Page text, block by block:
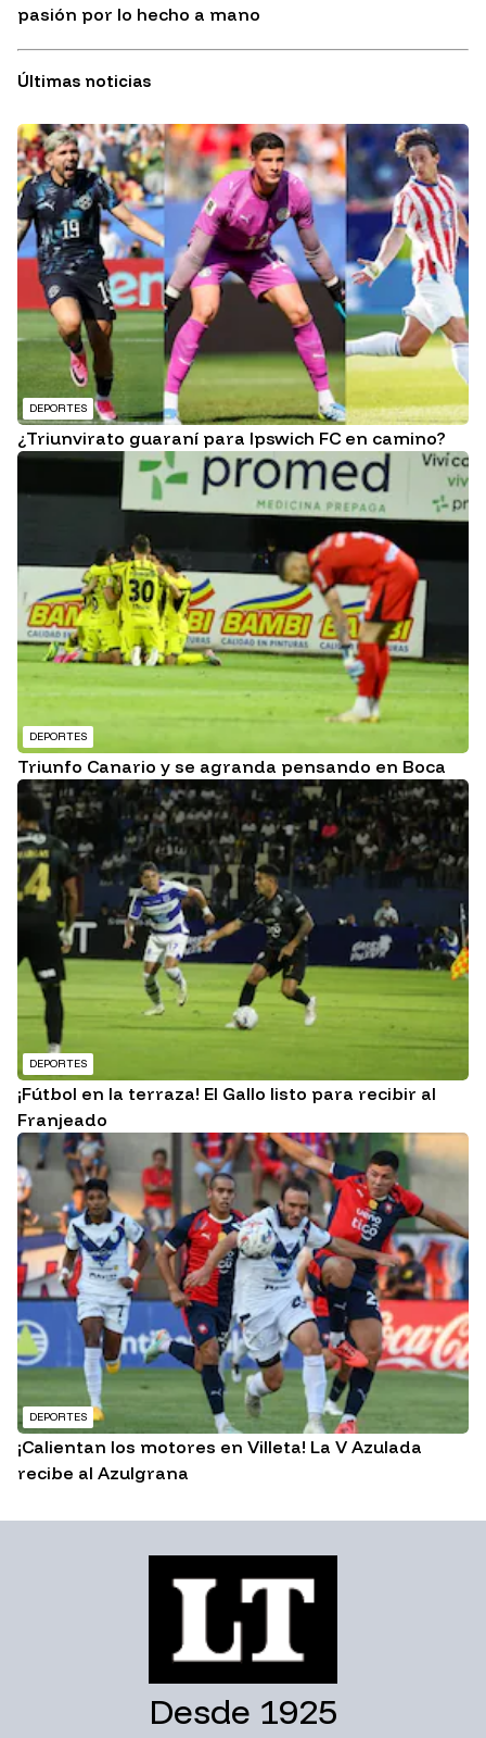
pasión por lo hecho a mano
Últimas noticias
DEPORTES
¿Triunvirato guaraní para Ipswich FC en camino?
DEPORTES
Triunfo Canario y se agranda pensando en Boca
DEPORTES
¡Fútbol en la terraza! El Gallo listo para recibir al
Franjeado
DEPORTES
¡Calientan los motores en Villeta! La V Azulada
recibe al Azulgrana
Desde 1925